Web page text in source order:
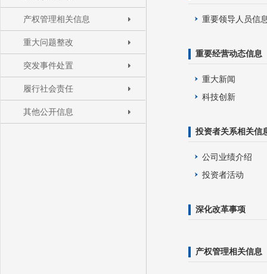
产权管理相关信息
重大问题整改
突发事件处置
履行社会责任
其他公开信息
重要领导人员信
重要经营动态信息
重大新闻
科技创新
投资者关系相关信
公司业绩介绍
投资者活动
深化改革事项
产权管理相关信息